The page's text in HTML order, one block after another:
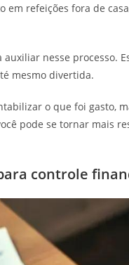
em refeições fora de
nesse processo.
mesmo divertida.
o que foi gasto,
pode se tornar mais
controle